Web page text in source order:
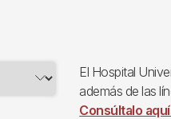
El Hospital
además de las
Consúltalo